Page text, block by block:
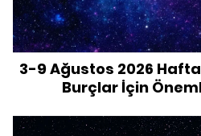
3-9 Ağustos 2026
Burçlar İçin